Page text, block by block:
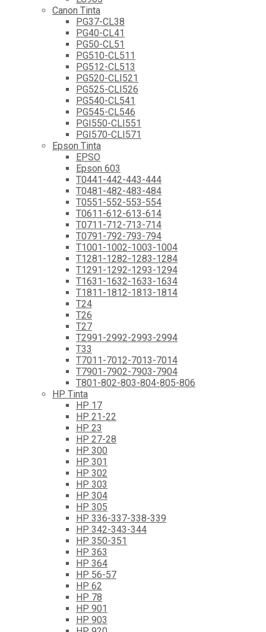
Canon Tinta
PG37-CL38
PG40-CL41
PG50-CL51
PG510-CL511
PG512-CL513
PG520-CLI521
PG525-CLI526
PG540-CL541
PG545-CL546
PGI550-CLI551
PGI570-CLI571
Epson Tinta
EPSO
Epson 603
T0441-442-443-444
T0481-482-483-484
T0551-552-553-554
T0611-612-613-614
T0711-712-713-714
T0791-792-793-794
T1001-1002-1003-1004
T1281-1282-1283-1284
T1291-1292-1293-1294
T1631-1632-1633-1634
T1811-1812-1813-1814
T24
T26
T27
T2991-2992-2993-2994
T33
T7011-7012-7013-7014
T7901-7902-7903-7904
T801-802-803-804-805-806
HP Tinta
HP 17
HP 21-22
HP 23
HP 27-28
HP 300
HP 301
HP 302
HP 303
HP 304
HP 305
HP 336-337-338-339
HP 342-343-344
HP 350-351
HP 363
HP 364
HP 56-57
HP 62
HP 78
HP 901
HP 903